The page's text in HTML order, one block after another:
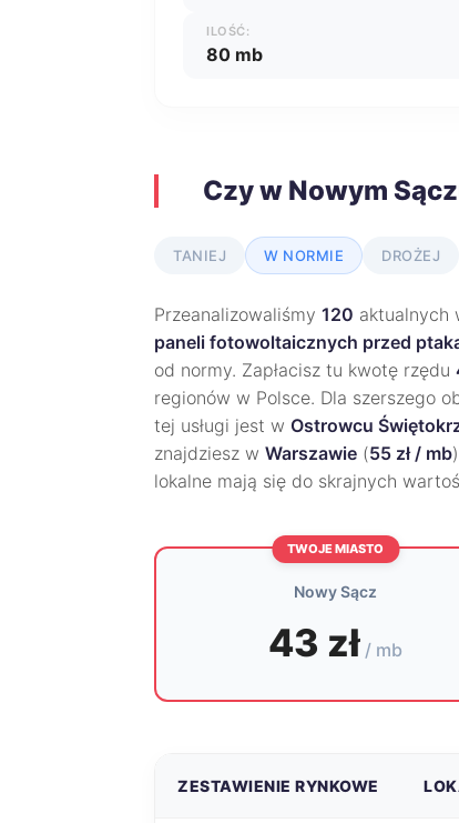
ILOŚĆ:
80 mb
Czy w Nowym
TANIEJ W NORMIE DROŻEJ
Przeanalizowaliśmy 120 aktualnych
paneli fotowoltaicznych przed
od normy. Zapłacisz tu kwotę rzędu
regionów w Polsce. Dla szerszego
tej usługi jest w Ostrowcu
znajdziesz w Warszawie (55 zł / mb
lokalne mają się do skrajnych
TWOJE MIASTO
Nowy Sącz
43 zł / mb
ZESTAWIENIE RYNKOWE